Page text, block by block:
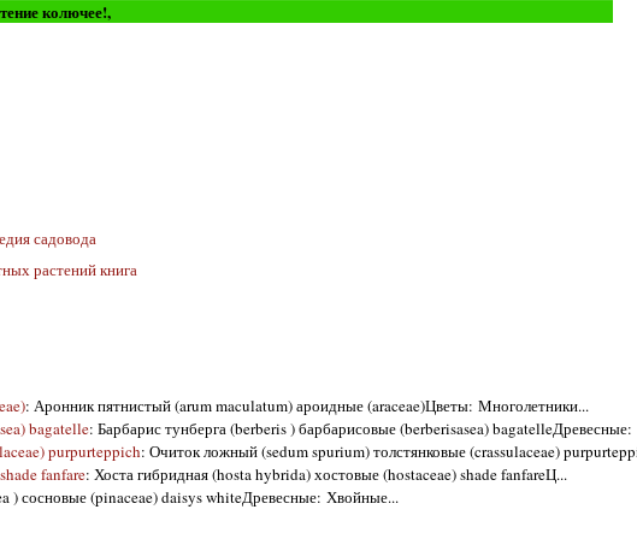
колючее!,
садовода
растений книга
: Аронник пятнистый (arum maculatum) ароидные (araceae)Цветы: Многолетники...
bagatelle: Барбарис тунберга (berberis ) барбарисовые (berberisasea) bagatelleДревесные:
purpurteppich: Очиток ложный (sedum spurium) толстянковые (crassulaceae)
fanfare: Хоста гибридная (hosta hybrida) хостовые (hostaceae) shade fanfareЦ...
) сосновые (pinaceae) daisys whiteДревесные: Хвойные...